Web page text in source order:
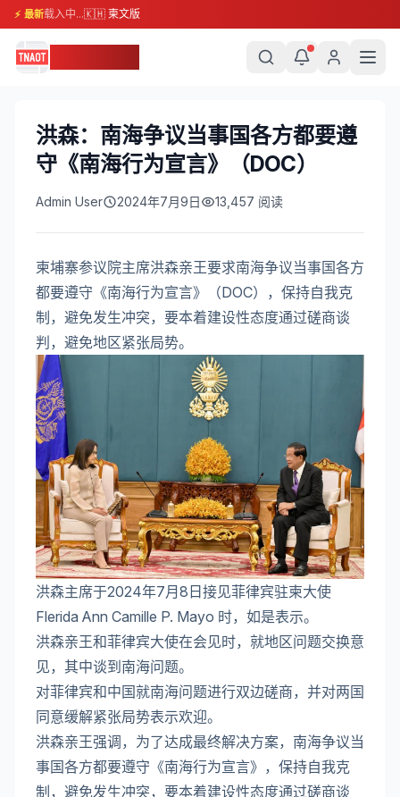
⚡ 最新载入中...🇰🇭 柬文版
洪森：南海争议当事国各方都要遵
守《南海行为宣言》（DOC）
Admin User 2024年7月9日 13,457 阅读
柬埔寨参议院主席洪森亲王要求南海争议当事国各方
都要遵守《南海行为宣言》（DOC），保持自我克
制，避免发生冲突，要本着建设性态度通过磋商谈
判，避免地区紧张局势。
洪森主席于2024年7月8日接见菲律宾驻柬大使
Flerida Ann Camille P. Mayo 时，如是表示。
洪森亲王和菲律宾大使在会见时，就地区问题交换意
见，其中谈到南海问题。
对菲律宾和中国就南海问题进行双边磋商，并对两国
同意缓解紧张局势表示欢迎。
洪森亲王强调，为了达成最终解决方案，南海争议当
事国各方都要遵守《南海行为宣言》，保持自我克
制，避免发生冲突，要本着建设性态度通过磋商谈